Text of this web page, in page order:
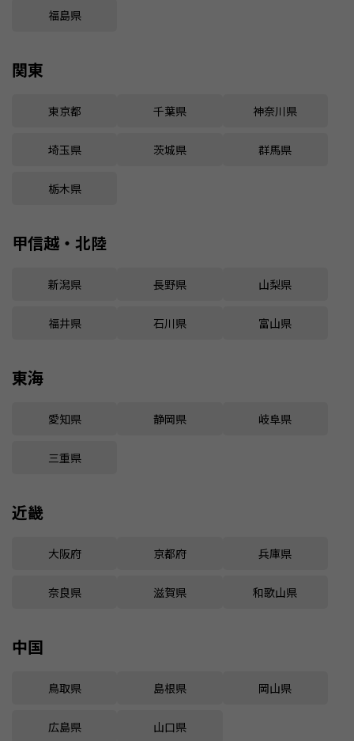
福島県
関東
東京都 千葉県 神奈川県
埼玉県 茨城県 群馬県
栃木県
甲信越・北陸
新潟県 長野県 山梨県
福井県 石川県 富山県
東海
愛知県 静岡県 岐阜県
三重県
近畿
大阪府 京都府 兵庫県
奈良県 滋賀県 和歌山県
中国
鳥取県 島根県 岡山県
広島県 山口県